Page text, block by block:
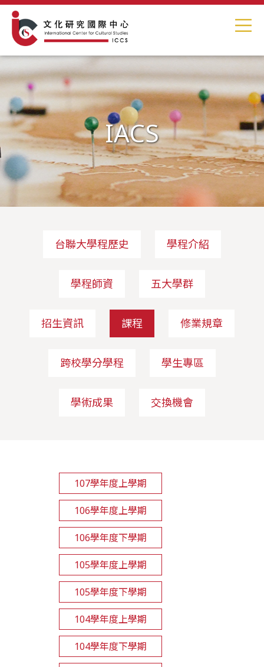
IACS
台聯大學程歷史 學程介紹
學程師資 五大學群
招生資訊 課程 修業規章
跨校學分學程 學生專區
學術成果 交換機會
107學年度上學期
106學年度上學期
106學年度下學期
105學年度上學期
105學年度下學期
104學年度上學期
104學年度下學期